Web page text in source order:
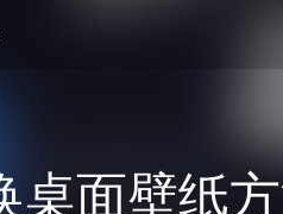
桌面壁纸